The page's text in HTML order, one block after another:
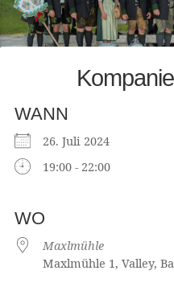
WANN
26. Juli 2024
19:00 - 22:00
WO
Maxlmühle
Maxlmühle 1, Valley,